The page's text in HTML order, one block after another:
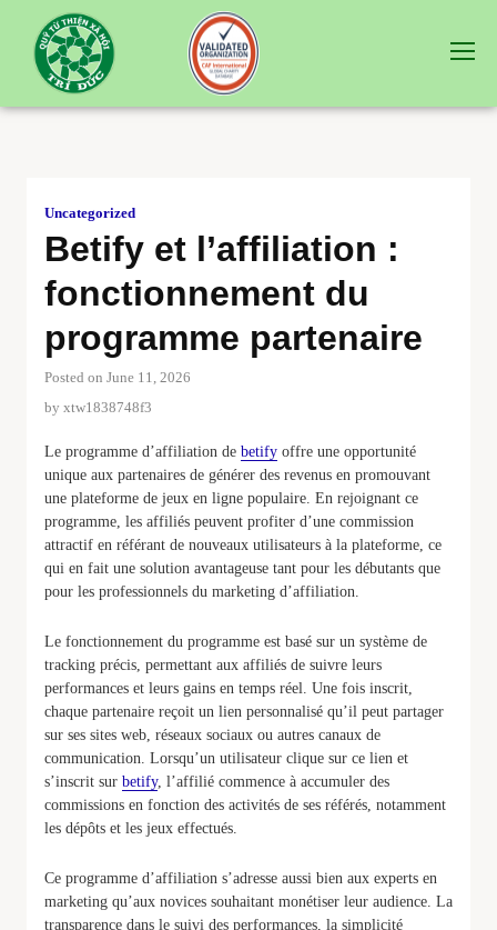
Uncategorized
Betify et l’affiliation :
fonctionnement du
programme partenaire
Posted on June 11, 2026
by xtw1838748f3
Le programme d’affiliation de betify offre une opportunité
unique aux partenaires de générer des revenus en promouvant
une plateforme de jeux en ligne populaire. En rejoignant ce
programme, les affiliés peuvent profiter d’une commission
attractif en référant de nouveaux utilisateurs à la plateforme, ce
qui en fait une solution avantageuse tant pour les débutants que
pour les professionnels du marketing d’affiliation.
Le fonctionnement du programme est basé sur un système de
tracking précis, permettant aux affiliés de suivre leurs
performances et leurs gains en temps réel. Une fois inscrit,
chaque partenaire reçoit un lien personnalisé qu’il peut partager
sur ses sites web, réseaux sociaux ou autres canaux de
communication. Lorsqu’un utilisateur clique sur ce lien et
s’inscrit sur betify, l’affilié commence à accumuler des
commissions en fonction des activités de ses référés, notamment
les dépôts et les jeux effectués.
Ce programme d’affiliation s’adresse aussi bien aux experts en
marketing qu’aux novices souhaitant monétiser leur audience. La
transparence dans le suivi des performances, la simplicité